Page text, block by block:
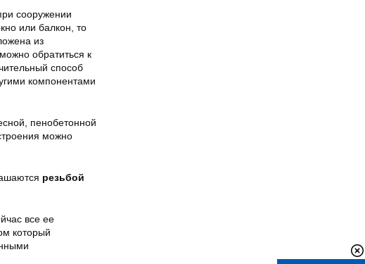
сооружении
или балкон, то
из
обратиться к
способ
компонентами
пенобетонной
можно
резьбой
все ее
который